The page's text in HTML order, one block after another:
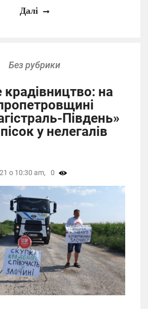
Далі
Без рубрики
крадівництво: на
Південь»
у нелегалів
о 10:30 am, 0